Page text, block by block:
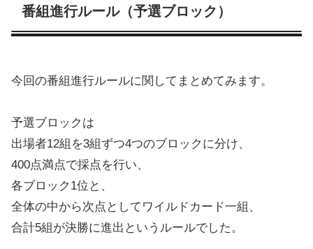
番組進行ルール（予選ブロック）
今回の番組進行ルールに関してまとめてみます。
予選ブロックは
出場者12組を3組ずつ4つのブロックに分け、
400点満点で採点を行い、
各ブロック1位と、
全体の中から次点としてワイルドカード一組、
合計5組が決勝に進出というルールでした。